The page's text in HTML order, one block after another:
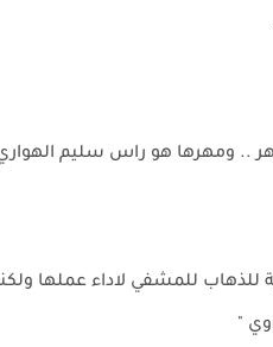
.. ومهرها هو راس سليم
للذهاب للمشفي لاداء عملها
"